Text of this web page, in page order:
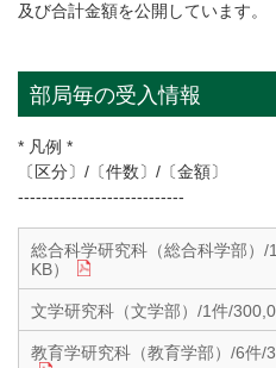
及び合計金額を公開しています。
部局毎の受入情報
* 凡例 *
〔区分〕/〔件数〕/〔金額〕
----------------------------
総合科学研究科（総合科学部）
KB）
文学研究科（文学部）/1件/
教育学研究科（教育学部）/6件/